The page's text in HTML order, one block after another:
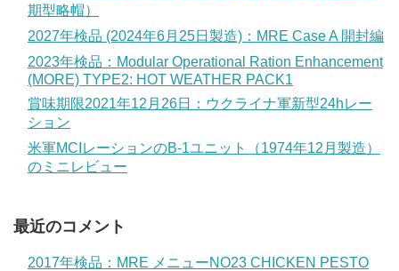
期型略帽）
2027年検品 (2024年6月25日製造)：MRE Case A 開封編
2023年検品：Modular Operational Ration Enhancement
(MORE) TYPE2: HOT WEATHER PACK1
賞味期限2021年12月26日：ウクライナ軍新型24hレー
ション
米軍MCIレーションのB-1ユニット（1974年12月製造）
のミニレビュー
最近のコメント
2017年検品：MRE メニューNO23 CHICKEN PESTO